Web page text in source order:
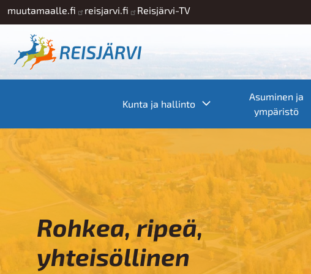
Hyppää pääsisältöön
muutamaalle.fi reisjarvi.fi Reisjärvi-TV
Kunta ja hallinto Toggle submenu
Asuminen ja
ympäristö
Rohkea, ripeä,
yhteisöllinen